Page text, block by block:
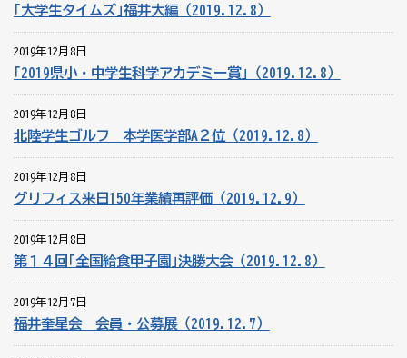
｢大学生タイムズ｣福井大編（2019.12.8）
2019年12月8日
｢2019県小・中学生科学アカデミー賞｣（2019.12.8）
2019年12月8日
北陸学生ゴルフ 本学医学部A２位（2019.12.8）
2019年12月8日
グリフィス来日150年業績再評価（2019.12.9）
2019年12月8日
第１４回｢全国給食甲子園｣決勝大会（2019.12.8）
2019年12月7日
福井奎星会 会員・公募展（2019.12.7）